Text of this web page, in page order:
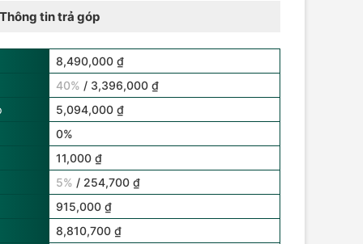
Thông tin trả góp
8,490,000 ₫
40% / 3,396,000 ₫
5,094,000 ₫
0%
11,000 ₫
5% / 254,700 ₫
915,000 ₫
8,810,700 ₫